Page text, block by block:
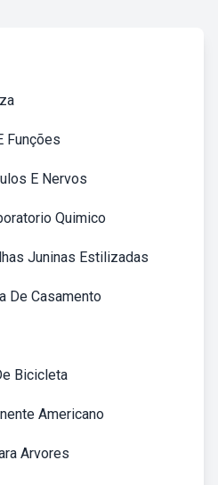
Funções
E Nervos
Quimico
Juninas Estilizadas
De Casamento
Bicicleta
Americano
Arvores